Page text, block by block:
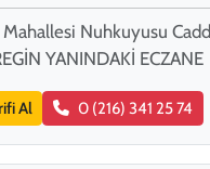
Nuhkuyusu
YANINDAKİ ECZANE
Al 0 (216) 341 25 74